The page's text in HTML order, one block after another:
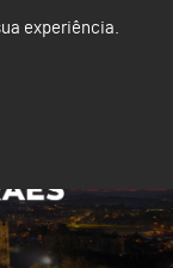
experiência.